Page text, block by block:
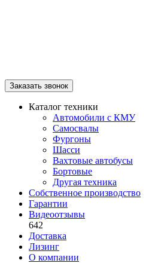
Заказать звонок
Каталог техники
Автомобили с КМУ
Самосвалы
Фургоны
Шасси
Вахтовые автобусы
Бортовые
Другая техника
Собственное производство
Гарантии
Видеоотзывы
642
Доставка
Лизинг
О компании